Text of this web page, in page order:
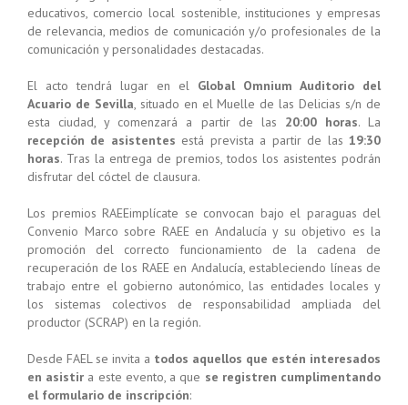
educativos, comercio local sostenible, instituciones y empresas
de relevancia, medios de comunicación y/o profesionales de la
comunicación y personalidades destacadas.
El acto tendrá lugar en el Global Omnium Auditorio del
Acuario de Sevilla, situado en el Muelle de las Delicias s/n de
esta ciudad, y comenzará a partir de las 20:00 horas. La
recepción de asistentes está prevista a partir de las19:30
horas. Tras la entrega de premios, todos los asistentes podrán
disfrutar del cóctel de clausura.
Los premios RAEEimplícate se convocan bajo el paraguas del
Convenio Marco sobre RAEE en Andalucía y su objetivo es la
promoción del correcto funcionamiento de la cadena de
recuperación de los RAEE en Andalucía, estableciendo líneas de
trabajo entre el gobierno autonómico, las entidades locales y
los sistemas colectivos de responsabilidad ampliada del
productor (SCRAP) en la región.
Desde FAEL se invita a todos aquellos que estén interesados
en asistir a este evento, a que se registren cumplimentando
el formulario de inscripción: